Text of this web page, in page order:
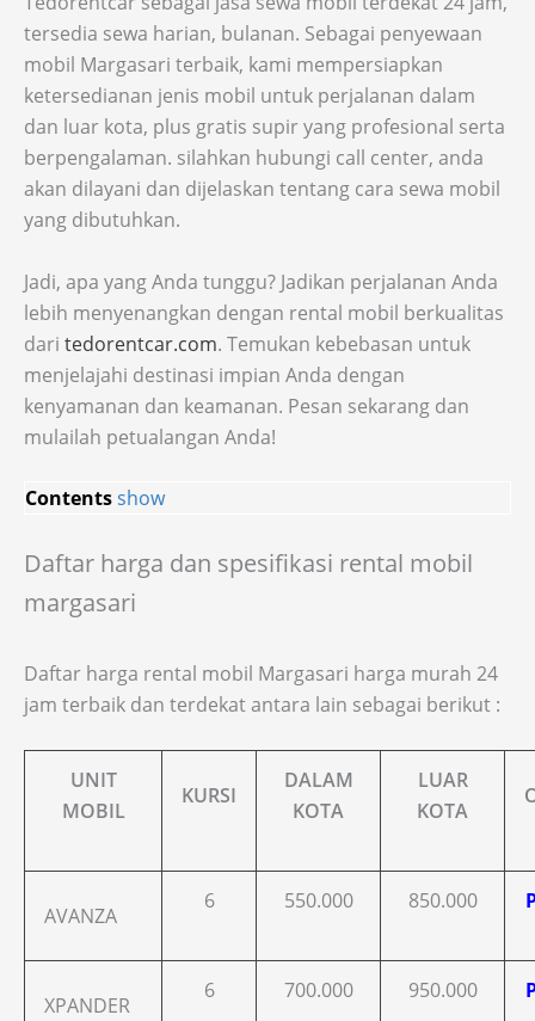
tersedia sewa harian, bulanan. Sebagai penyewaan
mobil Margasari terbaik, kami mempersiapkan
ketersedianan jenis mobil untuk perjalanan dalam
dan luar kota, plus gratis supir yang profesional serta
berpengalaman. silahkan hubungi call center, anda
akan dilayani dan dijelaskan tentang cara sewa mobil
yang dibutuhkan.
Jadi, apa yang Anda tunggu? Jadikan perjalanan Anda
lebih menyenangkan dengan rental mobil berkualitas
dari tedorentcar.com. Temukan kebebasan untuk
menjelajahi destinasi impian Anda dengan
kenyamanan dan keamanan. Pesan sekarang dan
mulailah petualangan Anda!
Contentsshow
Daftar harga dan spesifikasi rental mobil
margasari
Daftar harga rental mobil Margasari harga murah 24
jam terbaik dan terdekat antara lain sebagai berikut :
UNIT
MOBIL
KURSI
DALAM
KOTA
LUAR
KOTA
AVANZA
6 550.000 850.000
XPANDER
6 700.000 950.000